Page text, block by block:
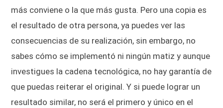
más conviene o la que más gusta. Pero una copia es
el resultado de otra persona, ya puedes ver las
consecuencias de su realización, sin embargo, no
sabes cómo se implementó ni ningún matiz y aunque
investigues la cadena tecnológica, no hay garantía de
que puedas reiterar el original. Y si puede lograr un
resultado similar, no será el primero y único en el